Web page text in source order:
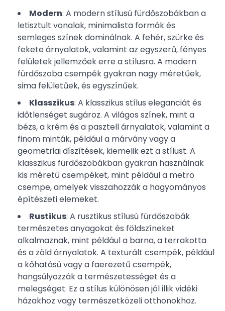
Modern: A modern stílusú fürdőszobákban a
letisztult vonalak, minimalista formák és
semleges színek dominálnak. A fehér, szürke és
fekete árnyalatok, valamint az egyszerű, fényes
felületek jellemzőek erre a stílusra. A modern
fürdőszoba csempék gyakran nagy méretűek,
sima felületűek, és egyszínűek.
Klasszikus: A klasszikus stílus eleganciát és
időtlenséget sugároz. A világos színek, mint a
bézs, a krém és a pasztell árnyalatok, valamint a
finom minták, például a márvány vagy a
geometriai díszítések, kiemelik ezt a stílust. A
klasszikus fürdőszobákban gyakran használnak
kis méretű csempéket, mint például a metro
csempe, amelyek visszahozzák a hagyományos
építészeti elemeket.
Rustikus: A rusztikus stílusú fürdőszobák
természetes anyagokat és földszíneket
alkalmaznak, mint például a barna, a terrakotta
és a zöld árnyalatok. A texturált csempék, például
a kőhatású vagy a faerezetű csempék,
hangsúlyozzák a természetességet és a
melegséget. Ez a stílus különösen jól illik vidéki
házakhoz vagy természetközeli otthonokhoz.